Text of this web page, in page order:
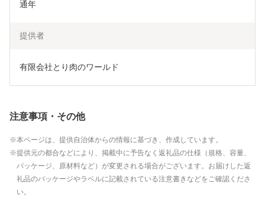
通年
提供者
有限会社とり肉のワールド
注意事項・その他
本ページは、提供自治体からの情報に基づき、作成しています。
提供元の都合などにより、掲載中に予告なく返礼品の仕様（規格、容量、
パッケージ、原材料など）が変更される場合がございます。お届けした返
礼品のパッケージやラベルに記載されている注意書きなどをご確認くださ
い。